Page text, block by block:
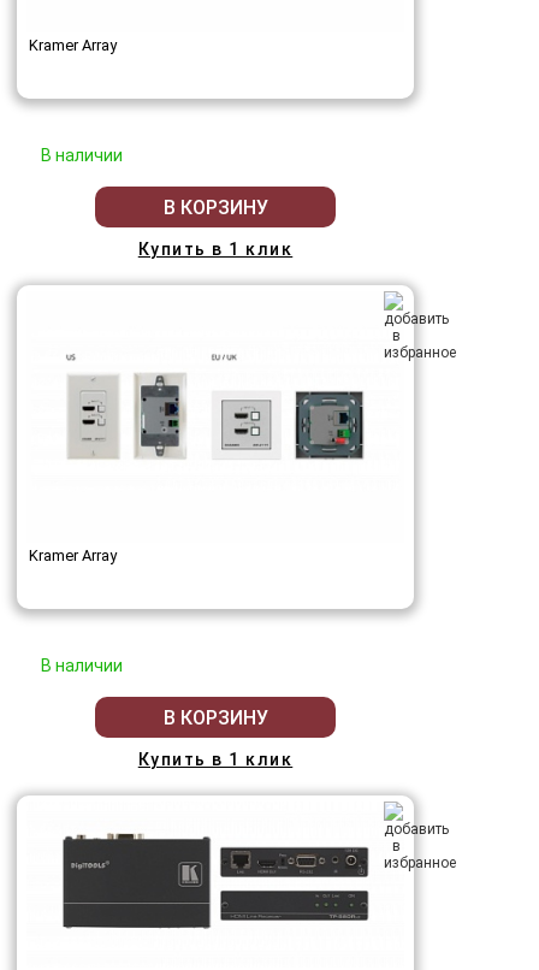
Kramer Array
В наличии
В КОРЗИНУ
Купить в 1 клик
Kramer Array
В наличии
В КОРЗИНУ
Купить в 1 клик